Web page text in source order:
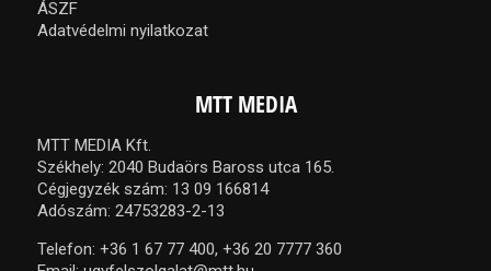
ÁSZF
Adatvédelmi nyilatkozat
MTT MEDIA
MTT MEDIA Kft.
Székhely: 2040 Budaörs Baross utca 165.
Cégjegyzék szám: 13 09 166814
Adószám: 24753283-2-13
Telefon: +36 1 67 77 400, +36 20 7777 360